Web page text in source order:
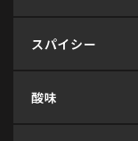
スパイシー
酸味